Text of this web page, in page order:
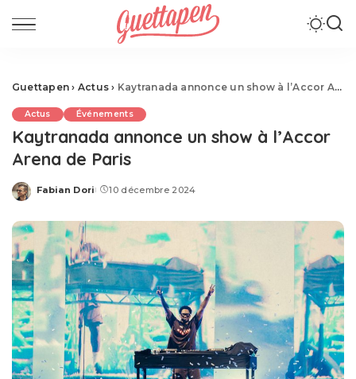
Guettapen › Actus › Kaytranada annonce un show à l’Accor Arena de Paris
Actus Événements
Kaytranada annonce un show à l’Accor
Arena de Paris
Posted
Fabian Dori 10 décembre 2024